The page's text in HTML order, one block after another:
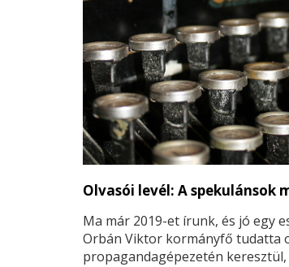
Olvasói levél: A spekulánsok
Ma már 2019-et írunk, és jó egy
Orbán Viktor kormányfő tudatta
propagandagépezetén